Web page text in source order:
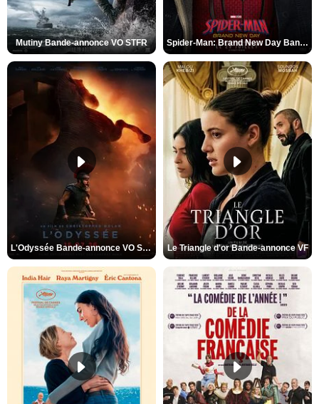
Mutiny Bande-annonce VO STFR Spider-Man: Brand New Day Bande-annonce VO STFR
L'Odyssée Bande-annonce VO STFR Le Triangle d'or Bande-annonce VF